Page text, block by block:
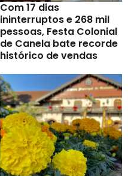
Com 17 dias
ininterruptos e 268 mil
pessoas, Festa Colonial
de Canela bate recorde
histórico de vendas